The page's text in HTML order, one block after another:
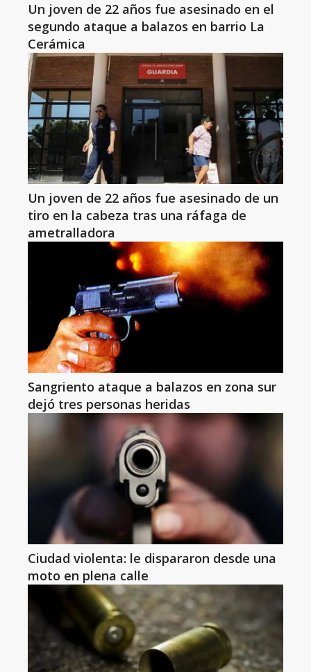
Un joven de 22 años fue asesinado en el
segundo ataque a balazos en barrio La
Cerámica
Un joven de 22 años fue asesinado de un
tiro en la cabeza tras una ráfaga de
ametralladora
Sangriento ataque a balazos en zona sur
dejó tres personas heridas
Ciudad violenta: le dispararon desde una
moto en plena calle